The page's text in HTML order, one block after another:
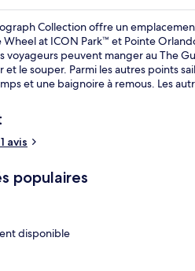
Collection offre un
Wheel at ICON Park™ et Pointe
voyageurs peuvent manger au The
et le souper. Parmi les autres points
et une baignoire à remous. Les
avis
populaires
disponible